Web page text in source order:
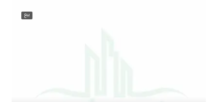
بيع